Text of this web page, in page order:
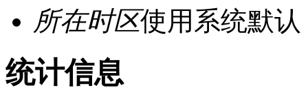
所在时区使用系统默认
统计信息